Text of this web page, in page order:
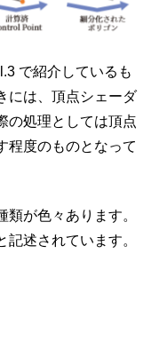
で紹介しているも
には、頂点シェーダ
の処理としては頂点
程度のものとなって
が色々あります。
述されています。